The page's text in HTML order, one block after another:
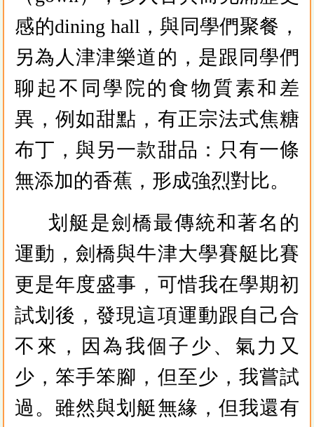
感的dining hall，與同學們聚餐，
另為人津津樂道的，是跟同學們
聊起不同學院的食物質素和差
異，例如甜點，有正宗法式焦糖
布丁，與另一款甜品：只有一條
無添加的香蕉，形成強烈對比。
划艇是劍橋最傳統和著名的
運動，劍橋與牛津大學賽艇比賽
更是年度盛事，可惜我在學期初
試划後，發現這項運動跟自己合
不來，因為我個子少、氣力又
少，笨手笨腳，但至少，我嘗試
過。雖然與划艇無緣，但我還有